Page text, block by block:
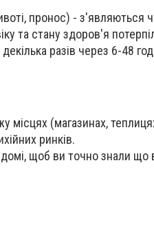
пронос) - з'являються
та стану здоров'я
разів через 6-48
місцях (магазинах,
ринків.
щоб ви точно знали що